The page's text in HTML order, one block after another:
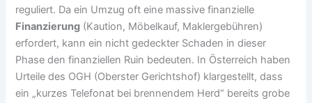
reguliert. Da ein Umzug oft eine massive finanzielle
Finanzierung (Kaution, Möbelkauf, Maklergebühren)
erfordert, kann ein nicht gedeckter Schaden in dieser
Phase den finanziellen Ruin bedeuten. In Österreich haben
Urteile des OGH (Oberster Gerichtshof) klargestellt, dass
ein „kurzes Telefonat bei brennendem Herd“ bereits grobe